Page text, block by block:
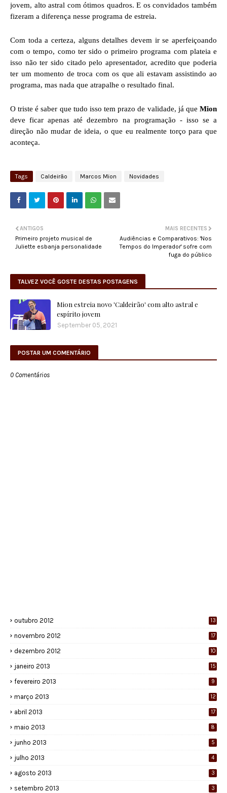
jovem, alto astral com ótimos quadros. E os convidados também
fizeram a diferença nesse programa de estreia.
Com toda a certeza, alguns detalhes devem ir se aperfeiçoando
com o tempo, como ter sido o primeiro programa com plateia e
isso não ter sido citado pelo apresentador, acredito que poderia
ter um momento de troca com os que ali estavam assistindo ao
programa, mas nada que atrapalhe o resultado final.
O triste é saber que tudo isso tem prazo de validade, já que Mion
deve ficar apenas até dezembro na programação - isso se a
direção não mudar de ideia, o que eu realmente torço para que
aconteça.
Tags Caldeirão Marcos Mion Novidades
MAIS RECENTES
Audiências e Comparativos: 'Nos
Tempos do Imperador' sofre com
fuga do público
ANTIGOS
Primeiro projeto musical de
Juliette esbanja personalidade
TALVEZ VOCÊ GOSTE DESTAS POSTAGENS
Mion estreia novo 'Caldeirão' com alto astral e
espírito jovem
September 05, 2021
POSTAR UM COMENTÁRIO
0 Comentários
outubro 2012 13
novembro 2012 17
dezembro 2012 10
janeiro 2013 15
fevereiro 2013 9
março 2013 12
abril 2013 17
maio 2013 8
junho 2013 5
julho 2013 4
agosto 2013 3
setembro 2013 3